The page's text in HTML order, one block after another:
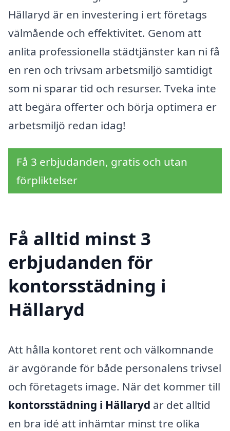
Hällaryd är en investering i ert företags
välmående och effektivitet. Genom att
anlita professionella städtjänster kan ni få
en ren och trivsam arbetsmiljö samtidigt
som ni sparar tid och resurser. Tveka inte
att begära offerter och börja optimera er
arbetsmiljö redan idag!
Få 3 erbjudanden, gratis och utan
förpliktelser
Få alltid minst 3
erbjudanden för
kontorsstädning i
Hällaryd
Att hålla kontoret rent och välkomnande
är avgörande för både personalens trivsel
och företagets image. När det kommer till
kontorsstädning i Hällaryd är det alltid
en bra idé att inhämtar minst tre olika